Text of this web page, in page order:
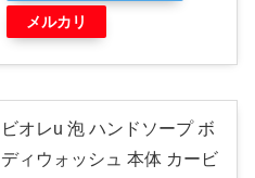
メルカリ
ビオレu 泡 ハンドソープ ボ
ディウォッシュ 本体 カービ